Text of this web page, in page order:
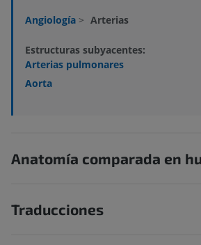
Angiología > Arterias
Estructuras subyacentes:
Arterias pulmonares
Aorta
Anatomía comparada en
Traducciones